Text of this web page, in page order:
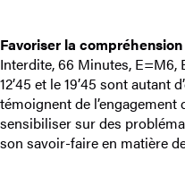
Favoriser la
Interdite, 66 Minutes, E=M6,
12’45 et le 19’45 sont autant
témoignent de l’engagement
sensibiliser sur des
son savoir-faire en matière